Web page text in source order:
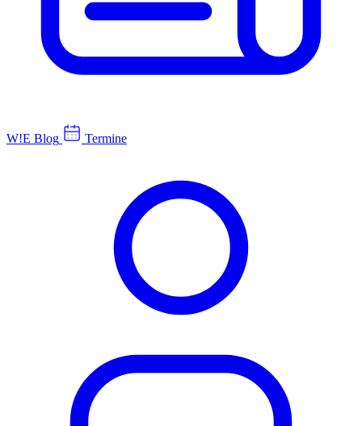
W!E Blog Termine